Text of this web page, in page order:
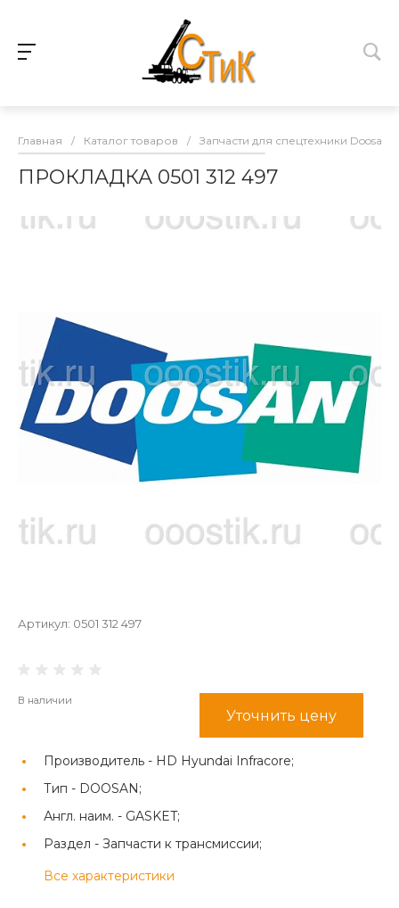
Главная / Каталог товаров / Запчасти для спецтехники Doosan
ПРОКЛАДКА 0501 312 497
Артикул: 0501 312 497
В наличии
Уточнить цену
Производитель - HD Hyundai Infracore;
Тип - DOOSAN;
Англ. наим. - GASKET;
Раздел - Запчасти к трансмиссии;
Все характеристики